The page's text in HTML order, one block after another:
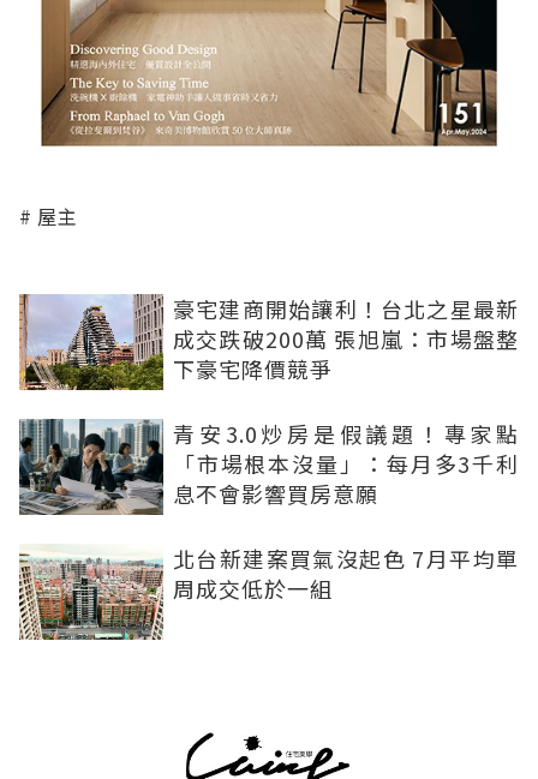
屋主
豪宅建商開始讓利！台北之星最新
成交跌破200萬 張旭嵐：市場盤整
下豪宅降價競爭
青安3.0炒房是假議題！專家點
「市場根本沒量」：每月多3千利
息不會影響買房意願
北台新建案買氣沒起色 7月平均單
周成交低於一組